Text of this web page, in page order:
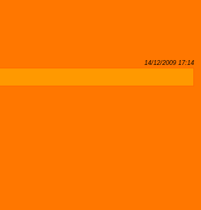
14/12/2009 17:14